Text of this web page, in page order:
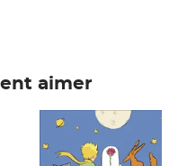
aimer
Prix 7,50€